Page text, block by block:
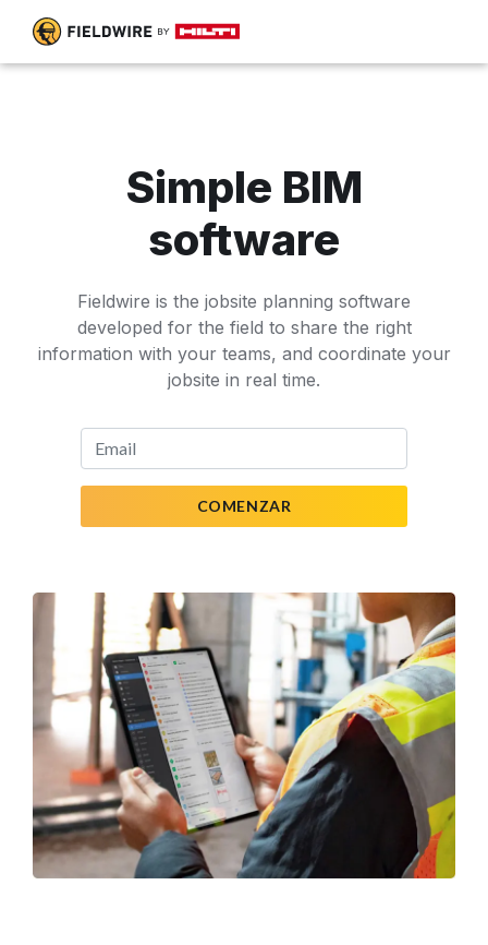
Simple BIM
software
Fieldwire is the jobsite planning software
developed for the field to share the right
information with your teams, and coordinate your
jobsite in real time.
COMENZAR